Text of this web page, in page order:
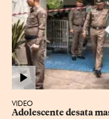
VIDEO
Adolescente desata